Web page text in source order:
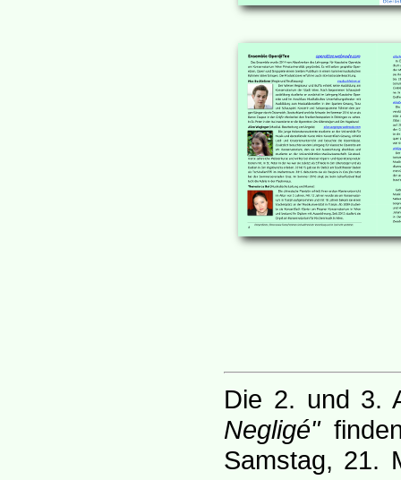
Die 2. und 3.
Negligé"
Samstag, 21.